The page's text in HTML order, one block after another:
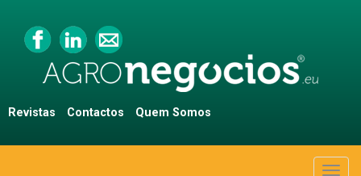
Revistas Contactos Quem Somos